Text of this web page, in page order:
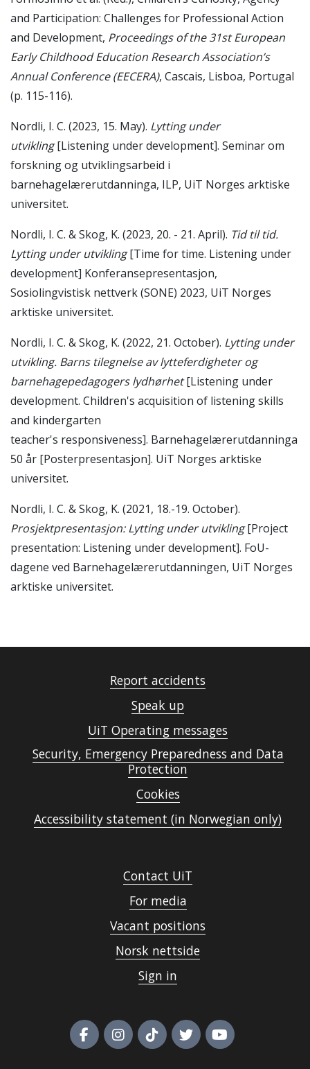
and Participation: Challenges for Professional Action
and Development, Proceedings of the 31st European
Early Childhood Education Research Association’s
Annual Conference (EECERA), Cascais, Lisboa, Portugal
(p. 115-116).
Nordli, I. C. (2023, 15. May). Lytting under
utvikling[Listening under development]. Seminar om
forskning og utviklingsarbeid i
barnehagelærerutdanninga, ILP, UiT Norges arktiske
universitet.
Nordli, I. C. & Skog, K. (2023, 20. - 21. April). Tid til tid.
Lytting under utvikling[Time for time. Listening under
development] Konferansepresentasjon,
Sosiolingvistisk nettverk (SONE) 2023, UiT Norges
arktiske universitet.
Nordli, I. C. & Skog, K. (2022, 21. October). Lytting under
utvikling. Barns tilegnelse av lytteferdigheter og
barnehagepedagogers lydhørhet[Listening under
development. Children's acquisition of listening skills
and kindergarten
teacher's responsiveness]. Barnehagelærerutdanninga
50 år [Posterpresentasjon]. UiT Norges arktiske
universitet.
Nordli, I. C. & Skog, K. (2021, 18.-19. October).
Prosjektpresentasjon: Lytting under utvikling[Project
presentation: Listening under development]. FoU-
dagene ved Barnehagelærerutdanningen, UiT Norges
arktiske universitet.
Report accidents
Speak up
UiT Operating messages
Security, Emergency Preparedness and Data
Protection
Cookies
Accessibility statement (in Norwegian only)
Contact UiT
For media
Vacant positions
Norsk nettside
Sign in